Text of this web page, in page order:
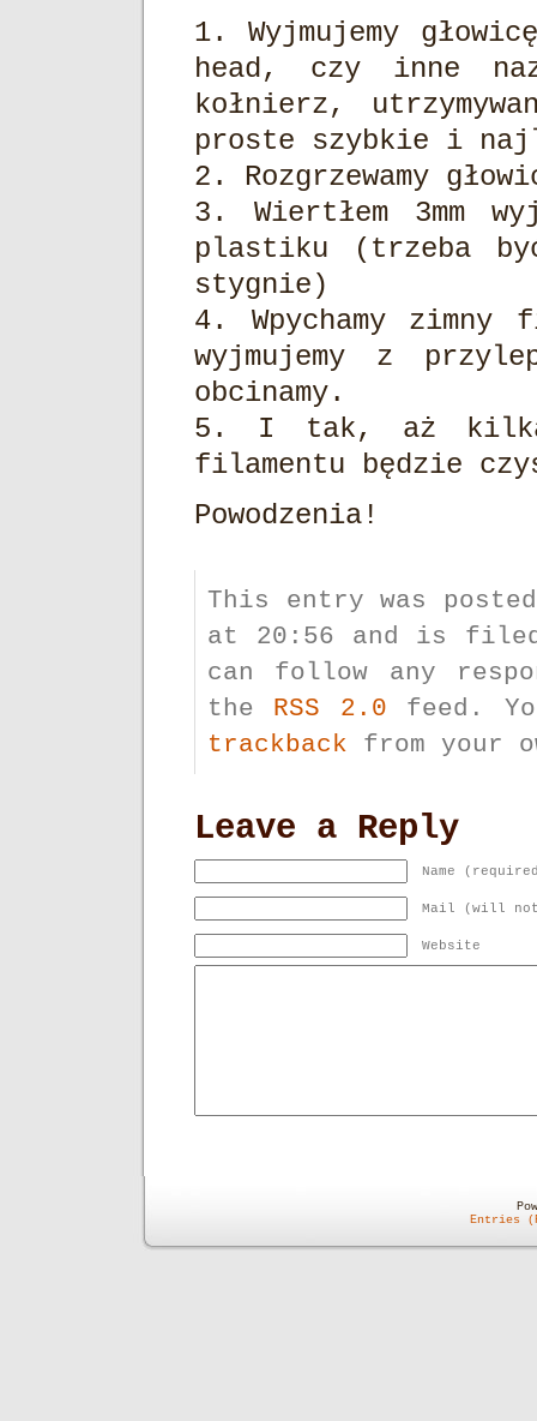
1. Wyjmujemy
head, czy inne
kołnierz,
proste szybkie i
2. Rozgrzewamy
3. Wiertłem 3mm
plastiku (trzeba
stygnie)
4. Wpychamy
wyjmujemy z
obcinamy.
5. I tak, aż kilka
filamentu będzie
Powodzenia!
This entry was
at 20:56 and is
can follow any
the RSS 2.0 feed.
trackback from your
Leave a Reply
Name
Mail (will not
Website
Entries